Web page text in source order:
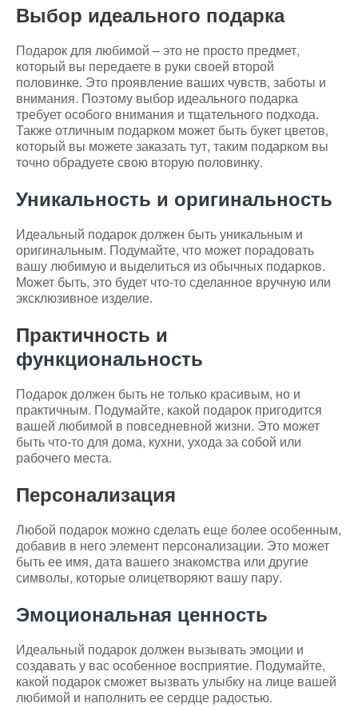
Выбор идеального подарка
Подарок для любимой – это не просто предмет,
который вы передаете в руки своей второй
половинке. Это проявление ваших чувств, заботы и
внимания. Поэтому выбор идеального подарка
требует особого внимания и тщательного подхода.
Также отличным подарком может быть букет цветов,
который вы можете заказать тут, таким подарком вы
точно обрадуете свою вторую половинку.
Уникальность и оригинальность
Идеальный подарок должен быть уникальным и
оригинальным. Подумайте, что может порадовать
вашу любимую и выделиться из обычных подарков.
Может быть, это будет что-то сделанное вручную или
эксклюзивное изделие.
Практичность и
функциональность
Подарок должен быть не только красивым, но и
практичным. Подумайте, какой подарок пригодится
вашей любимой в повседневной жизни. Это может
быть что-то для дома, кухни, ухода за собой или
рабочего места.
Персонализация
Любой подарок можно сделать еще более особенным,
добавив в него элемент персонализации. Это может
быть ее имя, дата вашего знакомства или другие
символы, которые олицетворяют вашу пару.
Эмоциональная ценность
Идеальный подарок должен вызывать эмоции и
создавать у вас особенное восприятие. Подумайте,
какой подарок сможет вызвать улыбку на лице вашей
любимой и наполнить ее сердце радостью.